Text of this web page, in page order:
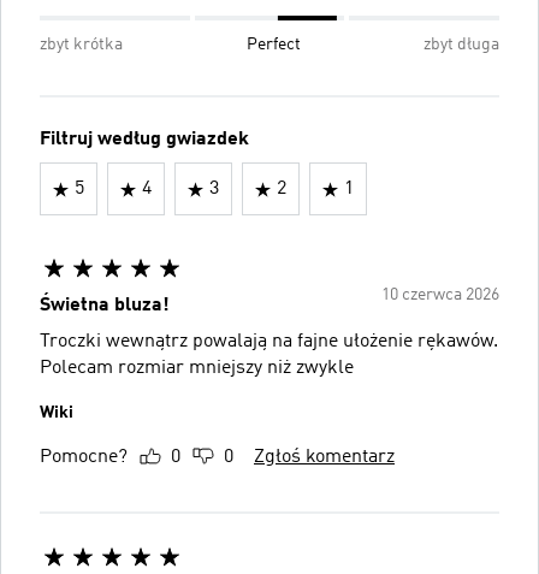
zbyt krótka Perfect zbyt długa
Filtruj według gwiazdek
5 4 3 2 1
10 czerwca 2026
Świetna bluza!
Troczki wewnątrz powalają na fajne ułożenie rękawów.
Polecam rozmiar mniejszy niż zwykle
Wiki
Pomocne? 0 0 Zgłoś komentarz